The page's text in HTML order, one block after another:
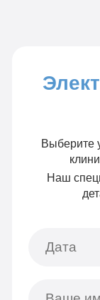
Выберите
Наш